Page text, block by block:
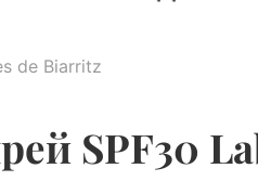
de Biarritz
SPF30